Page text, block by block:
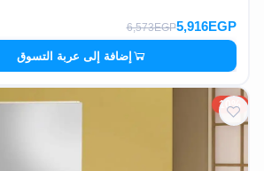
5,916EGP
6,573EGP
إضافة إلى عربة التسوق
10%